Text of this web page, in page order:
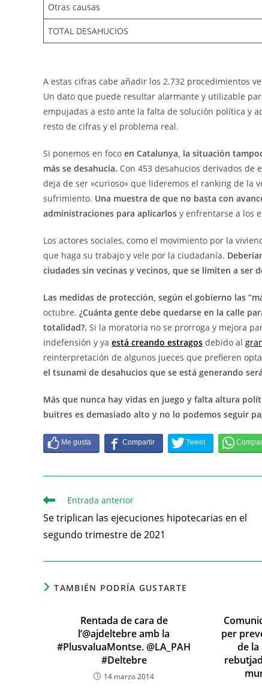
Otras causas
TOTAL DESAHUCIOS
A estas cifras cabe añadir los 2.732 procedimientos
Un dato que puede resultar alarmante y utilizable
empujadas a esto ante la falta de solución política y
resto de cifras y el problema real.
Si ponemos en foco en Catalunya, la situación
más se desahucia. Con 453 desahucios derivados de
deja de ser »curioso» que lideremos el ranking de la
sufrimiento. Una muestra de que no basta con
administraciones para aplicarlos y enfrentarse a los
Los actores sociales, como el movimiento por la
que haga su trabajo y vele por la ciudadanía.
ciudades sin vecinas y vecinos, que se limiten a
Las medidas de protección, según el gobierno las
octubre. ¿Cuánta gente debe quedarse en la calle
totalidad?. Si la moratoria no se prorroga y mejora
indefensión y ya está creando estragos debido al
reinterpretación de algunos jueces que prefieren
el tsunami de desahucios que se está generando
Más que nunca hay vidas en juego y falta altura
buitres es demasiado alto y no lo podemos seguir
Entrada anterior
Se triplican las ejecuciones hipotecarias en el
segundo trimestre de 2021
TAMBIÉN PODRÍA GUSTARTE
Rentada de cara de
l’@ajdeltebre amb la
#PlusvaluaMontse. @LA_PAH
#Deltebre
14 marzo 2014
per
de